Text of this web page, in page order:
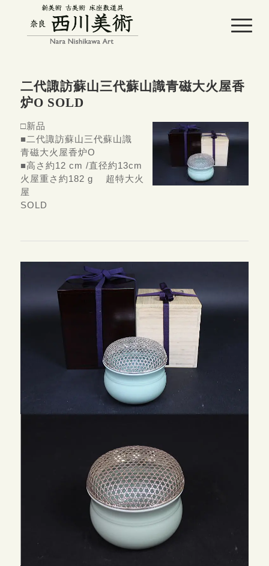
二代諏訪蘇山三代蘇山識青磁大火屋香
炉O SOLD
□新品
■二代諏訪蘇山三代蘇山識
青磁大火屋香炉O
■高さ約12 cm /直径約13cm
火屋重さ約182 g 超特大火
屋
SOLD